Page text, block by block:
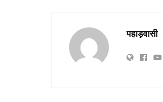
पहाड़वासी